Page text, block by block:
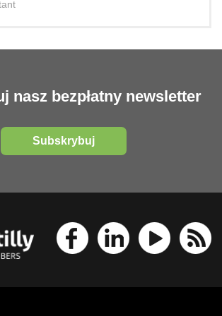
nasz bezpłatny newsletter
Subskrybuj